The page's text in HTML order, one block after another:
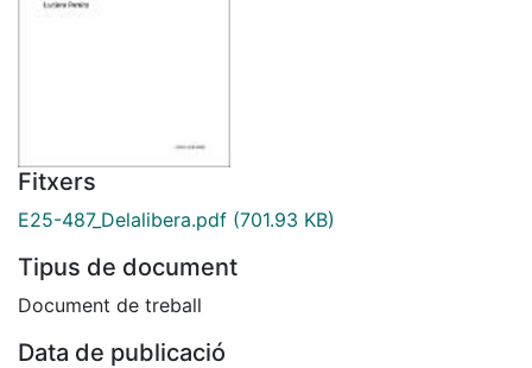
Fitxers
E25-487_Delalibera.pdf (701.93 KB)
Tipus de document
Document de treball
Data de publicació